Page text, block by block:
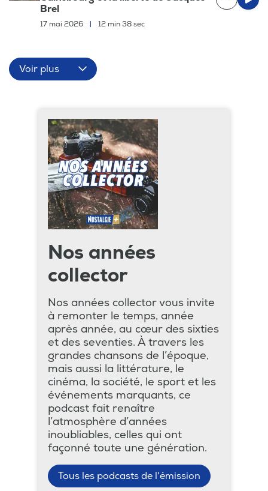
Brel
17 mai 2026 | 12 min 38 sec
Voir plus
Nos années
collector
Nos années collector vous invite
à remonter le temps, année
après année, au cœur des sixties
et des seventies. À travers les
grandes chansons de l’époque,
mais aussi la littérature, le
cinéma, la société, le sport et les
événements marquants, ce
podcast fait renaître
l’atmosphère d’années
inoubliables, celles qui ont
façonné toute une génération.
Tous les podcasts de l'émission